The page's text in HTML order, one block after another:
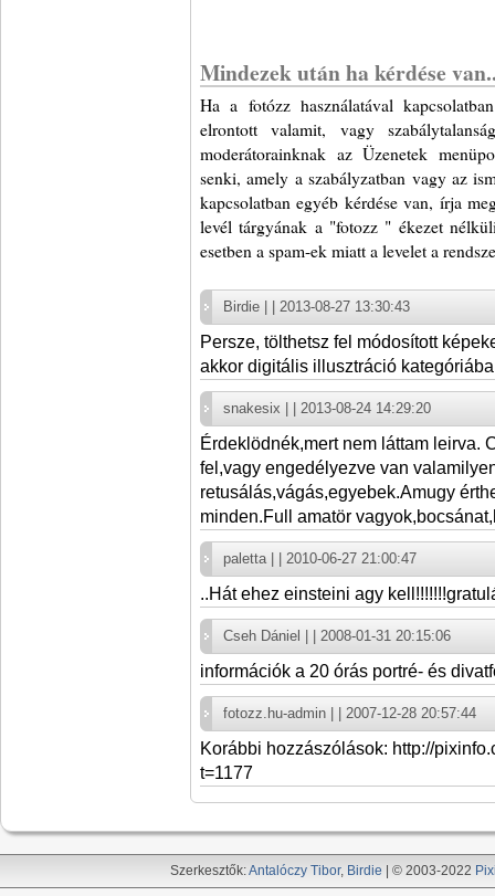
Mindezek után ha kérdése
Ha a fotózz használatával
elrontott valamit, vagy
moderátorainknak az Üzenetek
senki, amely a szabályzatban vagy az
kapcsolatban egyéb kérdése van, írja
levél tárgyának a "fotozz " ékezet
esetben a spam-ek miatt a levelet a
Birdie | | 2013-08-27 13:30:43
Persze, tölthetsz fel módosított
akkor digitális illusztráció
snakesix | | 2013-08-24 14:29:20
Érdeklödnék,mert nem láttam leirva.
fel,vagy engedélyezve van
retusálás,vágás,egyebek.Amugy
minden.Full amatör
paletta | | 2010-06-27 21:00:47
..Hát ehez einsteini agy
Cseh Dániel | | 2008-01-31 20:15:06
információk a 20 órás portré- és
fotozz.hu-admin | | 2007-12-28 20:57:44
Korábbi hozzászólások: http://
t=1177
Szerkesztők:Antalóczy Tibor, Birdie | © 2003-2022